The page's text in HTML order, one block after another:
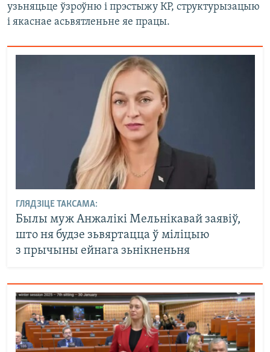
узьняцьце ўзроўню і прэстыжу КР, структурызацыю
і якаснае асьвятленьне яе працы.
ГЛЯДЗІЦЕ ТАКСАМА:
Былы муж Анжалікі Мельнікавай заявіў,
што ня будзе зьвяртацца ў міліцыю
з прычыны ейнага зьнікненьня